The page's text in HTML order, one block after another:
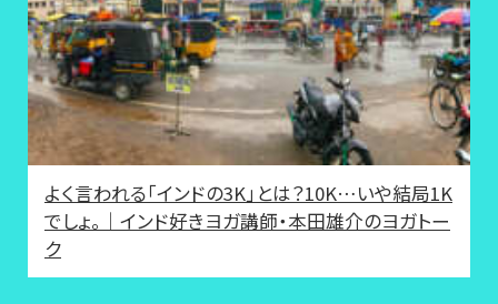
よく言われる「インドの3K」とは？10K…いや結局1K
でしょ。｜インド好きヨガ講師・本田雄介のヨガトー
ク